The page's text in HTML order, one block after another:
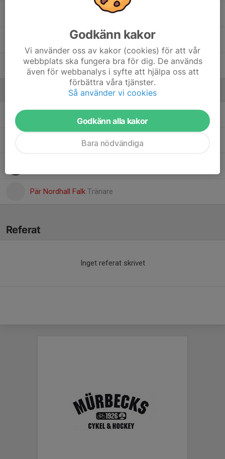
39. Vilgot Berglund
55. William Palmkvist
Johan PalmkvistTränare
Pär Nordhall Falk Tränare
Referat
Inget referat skrivet
Godkänn kakor
Vi använder oss av kakor (cookies) för att vår
webbplats ska fungera bra för dig. De används
även för webbanalys i syfte att hjälpa oss att
förbättra våra tjänster.
Så använder vi cookies
Godkänn alla kakor
Bara nödvändiga